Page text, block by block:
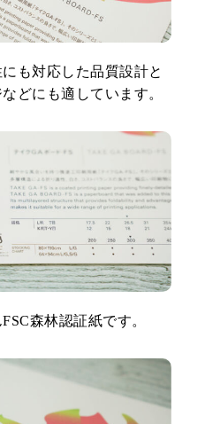
も対応した品質設計と
どにも適しています。
森林認証紙です。